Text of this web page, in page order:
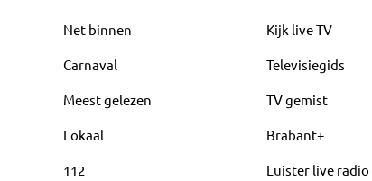
Net binnen
Carnaval
Meest gelezen
Lokaal
112
Kijk live TV
Televisiegids
TV gemist
Brabant+
Luister live radio